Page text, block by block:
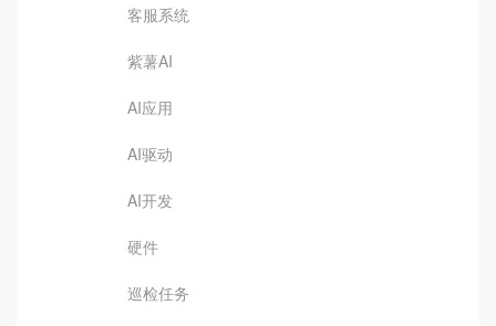
客服系统
紫薯AI
AI应用
AI驱动
AI开发
硬件
巡检任务